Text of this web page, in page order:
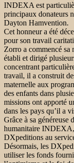
INDEXA est
principaux donateurs
Dayton Hamvention.
Cet honneur a été
pour son travail
Zorro a commencé sa
établi et dirigé
concentrant
travail, il a construit
maternelle aux
des enfants dans
missions ont apporté
dans les pays qu’il a
Grâce à sa généreuse
humanitaire
DXpeditions au
Désormais, les
utiliser les fonds